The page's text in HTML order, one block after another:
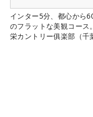
インター5分、都心から
のフラットな美観コース
栄カントリー俱楽部（千